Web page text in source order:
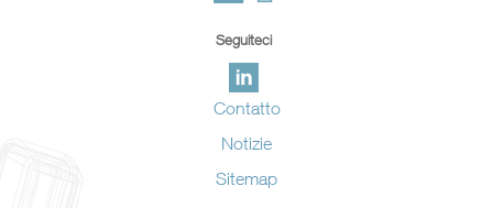
Seguiteci
Contatto
Notizie
Sitemap